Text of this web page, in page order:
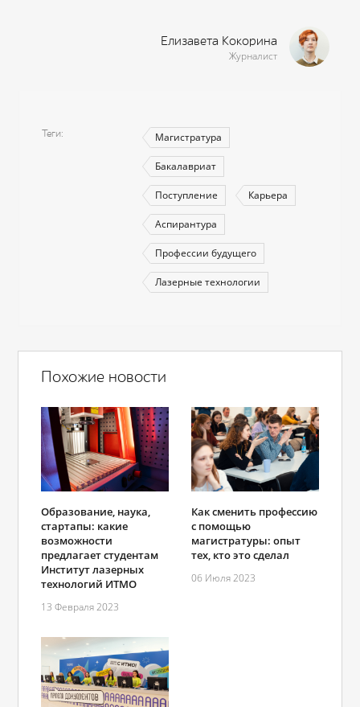
Елизавета Кокорина
Журналист
Теги Магистратура
Бакалавриат
Поступление Карьера
Аспирантура
Профессии будущего
Лазерные технологии
Похожие новости
Образование, наука,
стартапы: какие
возможности
предлагает студентам
Институт лазерных
технологий ИТМО
13 Февраля 2023
Как сменить профессию
с помощью
магистратуры: опыт
тех, кто это сделал
06 Июля 2023